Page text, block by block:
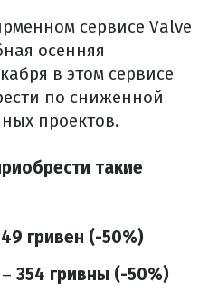
сервисе Valve
осенняя
в этом сервисе
по сниженной
проектов.
такие
гривен (-50%)
354 гривны (-50%)